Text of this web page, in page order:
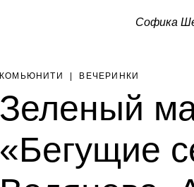
Софика
КОМЬЮНИТИ ВЕЧЕРИНКИ
Зеленый
«Бегущие